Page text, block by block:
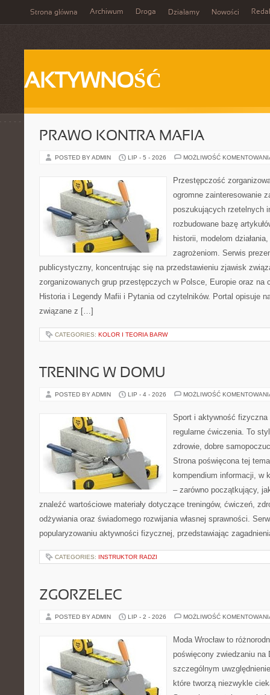
Strona główna Archiwum Droga Działamy Nowości
AKTYWNOŚĆ
PRAWO KONTRA MAFIA
POSTED BY ADMIN LIP - 5 - 2026 MOŻLIWOŚĆ
Przestępczość
ogromne zainteresowanie
poszukujących rzetelnych
rozbudowane bazę
historii, modelom
zagrożeniom. Serwis
publicystyczny, koncentrując się na przedstawieniu zjawisk
zorganizowanych grup przestępczych w Polsce, Europie oraz na
Historia i Legendy Mafii i Pytania od czytelników. Portal opisuje
związane z […]
CATEGORIES: KOLOR I TEORIA BARW
TRENING W DOMU
POSTED BY ADMIN LIP - 4 - 2026 MOŻLIWOŚĆ
Sport i aktywność
regularne ćwiczenia. To
zdrowie, dobre
Strona poświęcona tej
kompendium informacji, w
– zarówno początkujący,
znaleźć wartościowe materiały dotyczące treningów, ćwiczeń,
odżywiania oraz świadomego rozwijania własnej sprawności.
popularyzowaniu aktywności fizycznej, przedstawiając
CATEGORIES: INSTRUKTOR RADZI
ZGORZELEC
POSTED BY ADMIN LIP - 2 - 2026 MOŻLIWOŚĆ
Moda Wrocław to
poświęcony zwiedzaniu na
szczególnym
które tworzą niezwykle